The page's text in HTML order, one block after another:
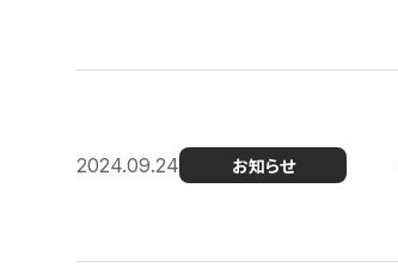
2024.09.24 お知らせ